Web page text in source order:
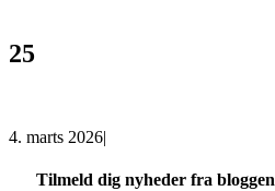
25
4. marts 2026|
Tilmeld dig nyheder fra bloggen